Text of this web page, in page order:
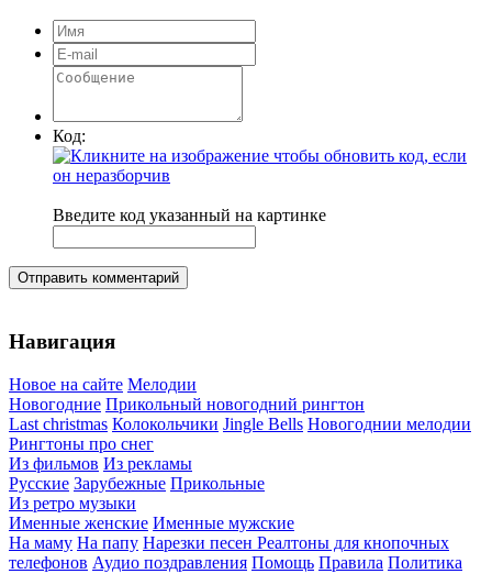
Код:
Введите код указанный на картинке
Отправить комментарий
Навигация
Новое на сайте Мелодии
Новогодние Прикольный новогодний рингтон
Last christmas Колокольчики Jingle Bells Новогоднии мелодии
Рингтоны про снег
Из фильмов Из рекламы
Русские Зарубежные Прикольные
Из ретро музыки
Именные женские Именные мужские
На маму На папу Нарезки песен Реалтоны для кнопочных
телефонов Аудио поздравления Помощь Правила Политика